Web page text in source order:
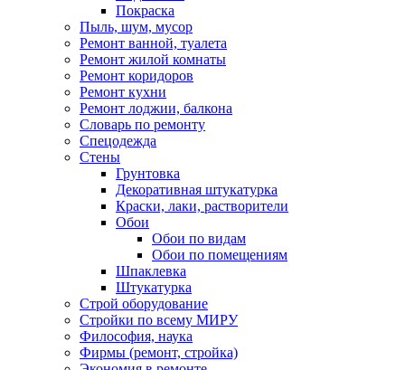
Покраска
Пыль, шум, мусор
Ремонт ванной, туалета
Ремонт жилой комнаты
Ремонт коридоров
Ремонт кухни
Ремонт лоджии, балкона
Словарь по ремонту
Спецодежда
Стены
Грунтовка
Декоративная штукатурка
Краски, лаки, растворители
Обои
Обои по видам
Обои по помещениям
Шпаклевка
Штукатурка
Строй оборудование
Стройки по всему МИРУ
Философия, наука
Фирмы (ремонт, стройка)